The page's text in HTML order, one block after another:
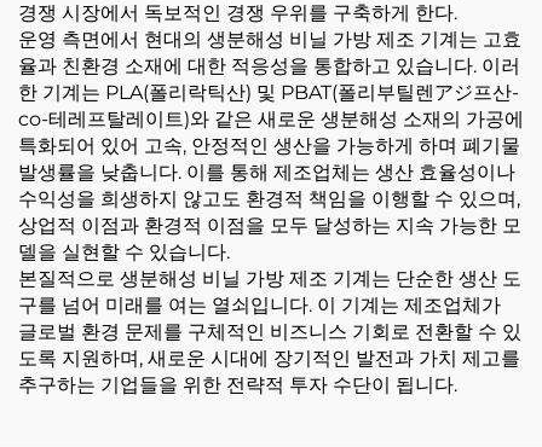
경쟁 시장에서 독보적인 경쟁 우위를 구축하게 한다.
운영 측면에서 현대의 생분해성 비닐 가방 제조 기계는 고효
율과 친환경 소재에 대한 적응성을 통합하고 있습니다. 이러
한 기계는 PLA(폴리락틱산) 및 PBAT(폴리부틸렌アジ프산-
co-테레프탈레이트)와 같은 새로운 생분해성 소재의 가공에
특화되어 있어 고속, 안정적인 생산을 가능하게 하며 폐기물
발생률을 낮춥니다. 이를 통해 제조업체는 생산 효율성이나
수익성을 희생하지 않고도 환경적 책임을 이행할 수 있으며,
상업적 이점과 환경적 이점을 모두 달성하는 지속 가능한 모
델을 실현할 수 있습니다.
본질적으로 생분해성 비닐 가방 제조 기계는 단순한 생산 도
구를 넘어 미래를 여는 열쇠입니다. 이 기계는 제조업체가
글로벌 환경 문제를 구체적인 비즈니스 기회로 전환할 수 있
도록 지원하며, 새로운 시대에 장기적인 발전과 가치 제고를
추구하는 기업들을 위한 전략적 투자 수단이 됩니다.